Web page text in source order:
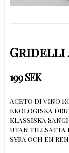
Gridelli
199 SEK
Aceto di Vino
ekologiska
klassiska
utan tillsatta
syra och en